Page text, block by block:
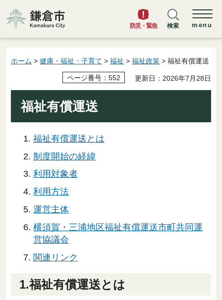
鎌倉市
防災・緊急 検索 menu
ホーム > 健康・福祉・子育て > 福祉 > 福祉政策 > 福祉有償運送
ページ番号：552 更新日：2026年7月28日
福祉有償運送
福祉有償運送とは
制度開始の経緯
利用対象者
利用方法
運営主体
横須賀・三浦地区福祉有償運送市町共同運
営協議会
関連リンク
1.福祉有償運送とは